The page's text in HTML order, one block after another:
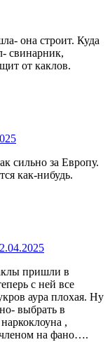
она строит. Куда
свинарник,
от каклов.
сильно за Европу.
как-нибудь.
пришли в
с ней все
аура плохая. Ну
выбрать в
,
на фано….